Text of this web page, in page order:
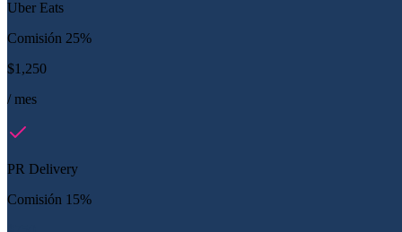
Uber Eats
Comisión 25%
$1,250
/ mes
PR Delivery
Comisión 15%